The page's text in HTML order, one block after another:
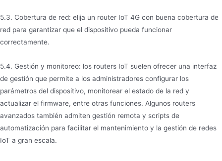
5.3. Cobertura de red: elija un router IoT 4G con buena cobertura de
red para garantizar que el dispositivo pueda funcionar
correctamente.
5.4. Gestión y monitoreo: los routers IoT suelen ofrecer una interfaz
de gestión que permite a los administradores configurar los
parámetros del dispositivo, monitorear el estado de la red y
actualizar el firmware, entre otras funciones. Algunos routers
avanzados también admiten gestión remota y scripts de
automatización para facilitar el mantenimiento y la gestión de redes
IoT a gran escala.